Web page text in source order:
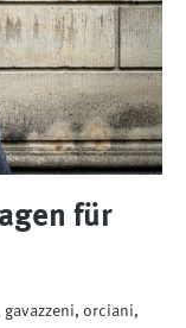
für
orciani,